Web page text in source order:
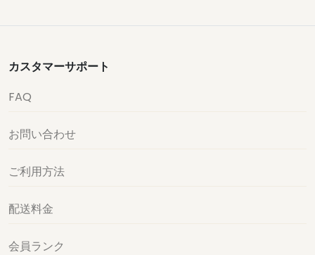
カスタマーサポート
FAQ
お問い合わせ
ご利用方法
配送料金
会員ランク